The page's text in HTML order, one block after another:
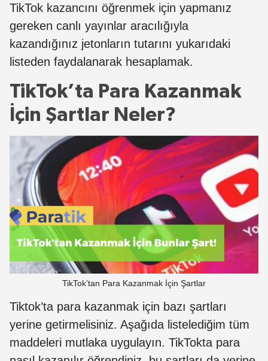
TikTok kazancını öğrenmek için yapmanız
gereken canlı yayınlar aracılığıyla
kazandığınız jetonların tutarını yukarıdaki
listeden faydalanarak hesaplamak.
TikTok’ta Para Kazanmak
İçin Şartlar Neler?
TikTok’tan Para Kazanmak İçin Şartlar
Tiktok’ta para kazanmak için bazı şartları
yerine getirmelisiniz. Aşağıda listelediğim tüm
maddeleri mutlaka uygulayın. TikTokta para